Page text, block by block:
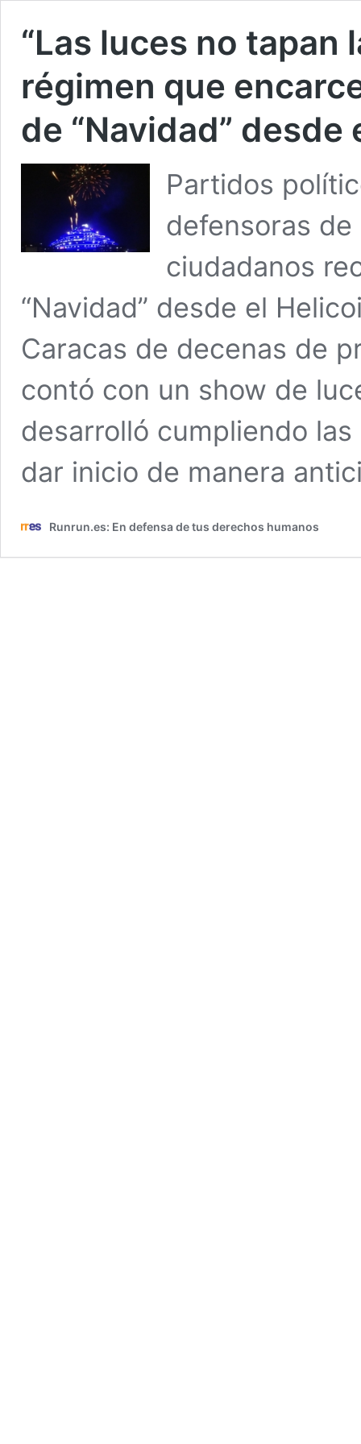
“Las luces no tapan
régimen que
de “Navidad” desde
Partidos
defensoras
ciudadanos
“Navidad” desde el
Caracas de decenas de
contó con un show de
desarrolló cumpliendo
dar inicio de manera
Runrun.es: En defensa de tus derechos humanos